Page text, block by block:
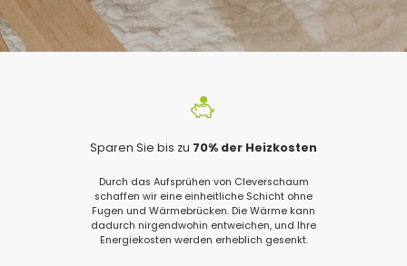
Sparen Sie bis zu 70% der Heizkosten
Durch das Aufsprühen von Cleverschaum
schaffen wir eine einheitliche Schicht ohne
Fugen und Wärmebrücken. Die Wärme kann
dadurch nirgendwohin entweichen, und Ihre
Energiekosten werden erheblich gesenkt.